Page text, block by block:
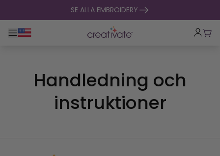
SE ALLA EMBROIDERY
Toggle huvudnavigering
Handledning och
instruktioner